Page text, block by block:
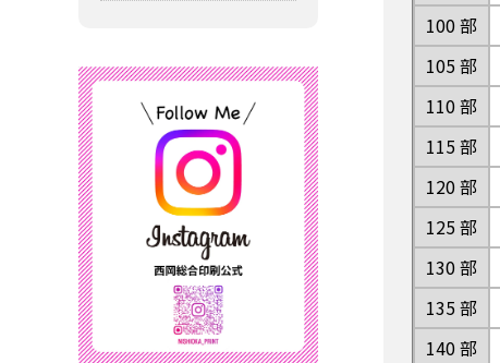
100 部
105 部
110 部
115 部
120 部
125 部
130 部
135 部
140 部